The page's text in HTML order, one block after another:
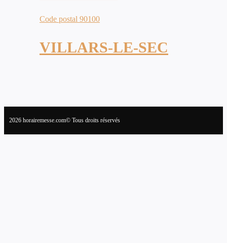
Code postal 90100
VILLARS-LE-SEC
2026 horairemesse.com© Tous droits réservés